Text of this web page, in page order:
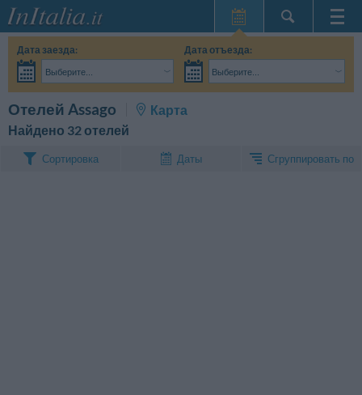
Главная
Мои
бронирования
Дата заезда:
Выберите...
Дата отъезда:
Выберите...
Отелей Assago
Карта
Найдено 32 отелей
Сортировка Даты Сгруппировать по